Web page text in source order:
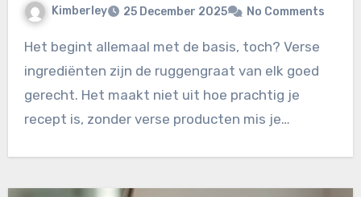
Kimberley 25 December 2025 No Comments
Het begint allemaal met de basis, toch? Verse
ingrediënten zijn de ruggengraat van elk goed
gerecht. Het maakt niet uit hoe prachtig je
recept is, zonder verse producten mis je…